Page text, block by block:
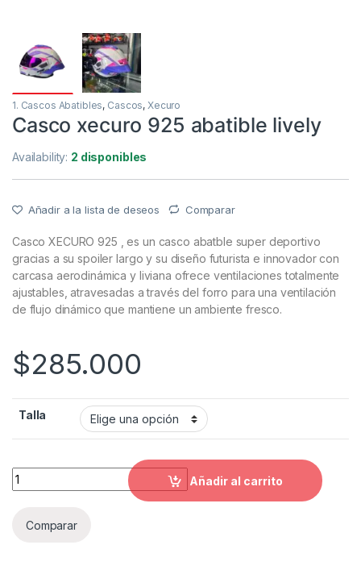
1. Cascos Abatibles, Cascos, Xecuro
Casco xecuro 925 abatible lively
Availability: 2 disponibles
Añadir a la lista de deseos Comparar
Casco XECURO 925 , es un casco abatble super deportivo
gracias a su spoiler largo y su diseño futurista e innovador con
carcasa aerodinámica y liviana ofrece ventilaciones totalmente
ajustables, atravesadas a través del forro para una ventilación
de flujo dinámico que mantiene un ambiente fresco.
$285.000
Talla
Casco xecuro 925 abatible lively quantity
Añadir al carrito
Comparar